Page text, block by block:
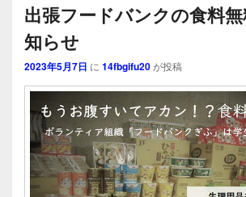
出張フードバンクの食料
知らせ
2023年5月7日 に 14fbgifu20が投稿